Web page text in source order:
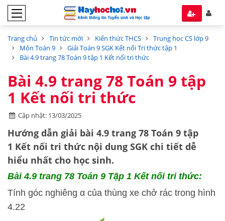
Trang chủ Tin tức mới Kiến thức THCS
Trung học CS lớp 9
Môn Toán 9
Giải Toán 9 SGK Kết nối Tri thức tập 1
Bài 4.9 trang 78 Toán 9 tập 1 Kết nối tri thức
Bài 4.9 trang 78 Toán 9 tập
1 Kết nối tri thức
Cập nhật: 13/03/2025
Hướng dẫn giải bài 4.9 trang 78 Toán 9 tập
1 Kết nối tri thức nội dung SGK chi tiết dễ
hiểu nhất cho học sinh.
Bài 4.9 trang 78 Toán 9 Tập 1 Kết nối tri thức:
Tính góc nghiêng α của thùng xe chở rác trong hình
4.22